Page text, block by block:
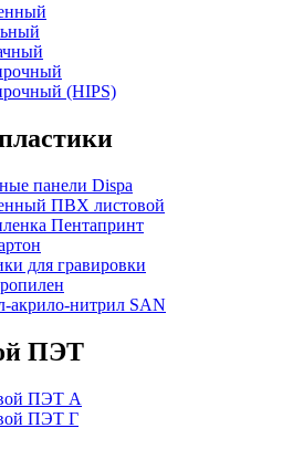
(HIPS)
панели Dispa
ПВХ листовой
Пентапринт
для гравировки
акрило-нитрил SAN
ПЭТ
ПЭТ А
ПЭТ Г